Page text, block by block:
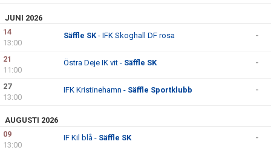
JUNI 2026
14
13:00
Säffle SK- IFK Skoghall DF rosa -
21
11:00
Östra Deje IK vit - Säffle SK -
27
13:00
IFK Kristinehamn - Säffle Sportklubb -
AUGUSTI 2026
09
13:00
IF Kil blå - Säffle SK -